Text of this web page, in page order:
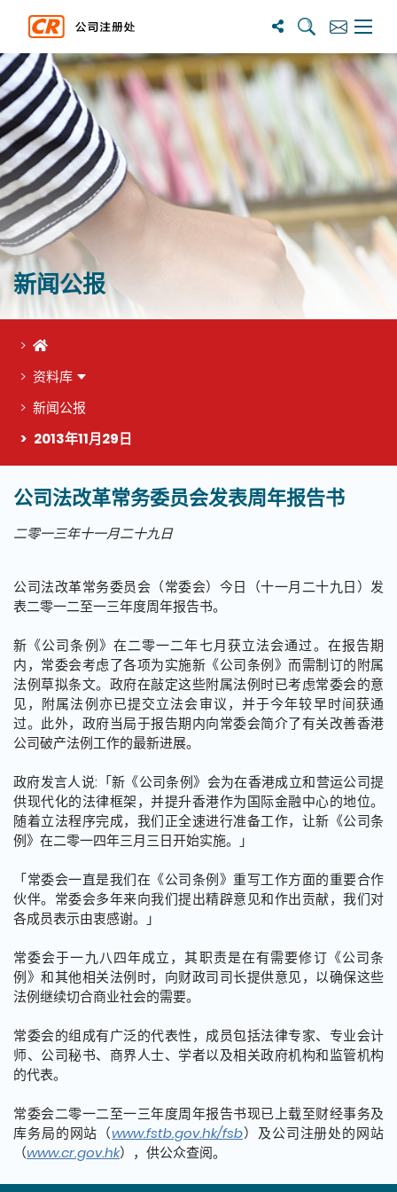
搜尋 訂閱主選
新闻公报
首页
资料库
新闻公报
2013年11月29日
这个页面的主要内容
公司法改革常务委员会发表周年报告书
二零一三年十一月二十九日
公司法改革常务委员会（常委会）今日（十一月二十九日）发
表二零一二至一三年度周年报告书。
新《公司条例》在二零一二年七月获立法会通过。在报告期
内，常委会考虑了各项为实施新《公司条例》而需制订的附属
法例草拟条文。政府在敲定这些附属法例时已考虑常委会的意
见，附属法例亦已提交立法会审议，并于今年较早时间获通
过。此外，政府当局于报告期内向常委会简介了有关改善香港
公司破产法例工作的最新进展。
政府发言人说:「新《公司条例》会为在香港成立和营运公司提
供现代化的法律框架，并提升香港作为国际金融中心的地位。
随着立法程序完成，我们正全速进行准备工作，让新《公司条
例》在二零一四年三月三日开始实施。」
「常委会一直是我们在《公司条例》重写工作方面的重要合作
伙伴。常委会多年来向我们提出精辟意见和作出贡献，我们对
各成员表示由衷感谢。」
常委会于一九八四年成立，其职责是在有需要修订《公司条
例》和其他相关法例时，向财政司司长提供意见，以确保这些
法例继续切合商业社会的需要。
常委会的组成有广泛的代表性，成员包括法律专家、专业会计
师、公司秘书、商界人士、学者以及相关政府机构和监管机构
的代表。
常委会二零一二至一三年度周年报告书现已上载至财经事务及
库务局的网站（www.fstb.gov.hk/fsb）及公司注册处的网站
（www.cr.gov.hk），供公众查阅。